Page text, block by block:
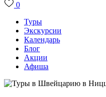
0
Туры
Экскурсии
Календарь
Блог
Акции
Афиша